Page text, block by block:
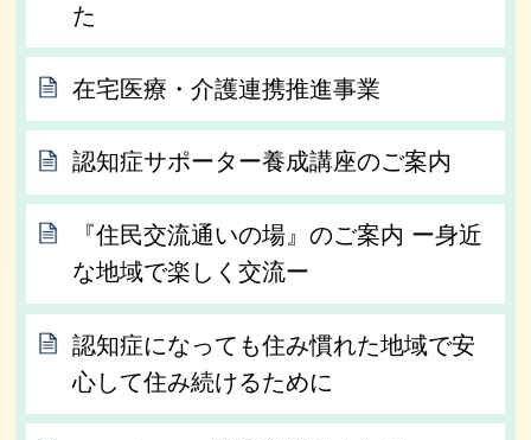
た
在宅医療・介護連携推進事業
認知症サポーター養成講座のご案内
『住民交流通いの場』のご案内 ー身近
な地域で楽しく交流ー
認知症になっても住み慣れた地域で安
心して住み続けるために